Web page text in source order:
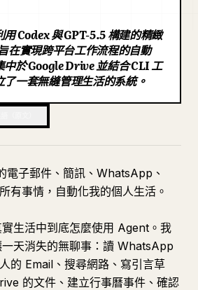
Codex 與 GPT-5.5 構建的精緻
在實現跨平台工作流程的自動
於 Google Drive 並結合 CLI 工
一套無縫管理生活的系統。
電子郵件、簡訊、WhatsApp、
有事情，自動化我的個人生活。
生活中到底怎麼使用 Agent。我
天消失的無聊事：讀 WhatsApp
的 Email、搜尋網路、寫引言草
的文件、建立行事曆事件、確認